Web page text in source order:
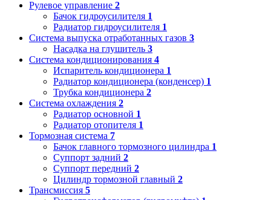
Рулевое управление 2
Бачок гидроусилителя 1
Радиатор гидроусилителя 1
Система выпуска отработанных газов 3
Насадка на глушитель 3
Система кондиционирования 4
Испаритель кондиционера 1
Радиатор кондиционера (конденсер) 1
Трубка кондиционера 2
Система охлаждения 2
Радиатор основной 1
Радиатор отопителя 1
Тормозная система 7
Бачок главного тормозного цилиндра 1
Суппорт задний 2
Суппорт передний 2
Цилиндр тормозной главный 2
Трансмиссия 5